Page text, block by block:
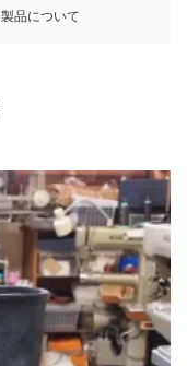
製品について